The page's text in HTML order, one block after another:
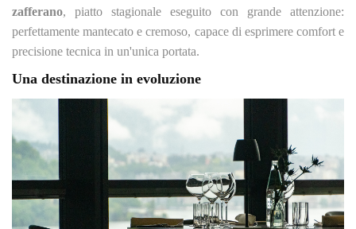
zafferano, piatto stagionale eseguito con grande attenzione:
perfettamente mantecato e cremoso, capace di esprimere comfort e
precisione tecnica in un'unica portata.
Una destinazione in evoluzione